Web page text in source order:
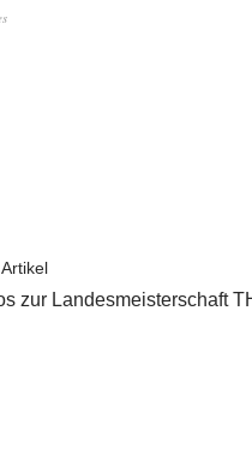
zur Landesmeisterschaft